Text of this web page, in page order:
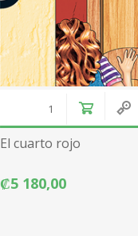
El cuarto rojo
₡5 180,00